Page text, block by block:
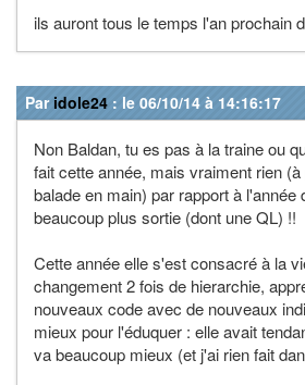
ils auront tous le temps l'an prochain
Par idole24 : le 06/10/14 à 14:16:17
Non Baldan, tu es pas à la traine ou
fait cette année, mais vraiment rien
balade en main) par rapport à l'année
beaucoup plus sortie (dont une QL) !!
Cette année elle s'est consacré à la
changement 2 fois de hierarchie,
nouveaux code avec de nouveaux
mieux pour l'éduquer : elle avait
va beaucoup mieux (et j'ai rien fait